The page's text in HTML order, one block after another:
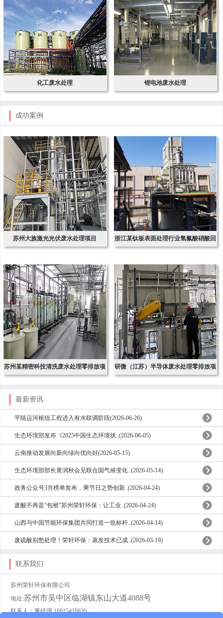
化工废水处理 锂电池废水处理
成功案例
苏州大族激光光伏废水处理项目 浙江某钛板表面处理行业氢氟酸硝酸回
苏州某精密科技清洗废水处理零排放项 研微（江苏）半导体废水处理零排放项
最新资讯
平陆运河枢纽工程进入有水联调阶段(2026-06-26)
生态环境部发布《2025中国生态环境状..(2026-06-05)
云南推动发展向新向绿向优向好(2026-05-15)
生态环境部部长黄润秋会见联合国气候变化..(2026-05-14)
政务公众号3月榜单发布，乘节日之势创新..(2026-04-24)
废酸不再是“包袱”苏州荣轩环保：让工业..(2026-04-24)
山西与中国节能环保集团共同打造一批标杆..(2026-04-14)
废硫酸别愁处理！荣轩环保：蒸发技术已成..(2026-03-19)
联系我们
苏州荣轩环保有限公司
地址:苏州市吴中区临湖镇东山大道4088号
联系人：董经理 18915418820